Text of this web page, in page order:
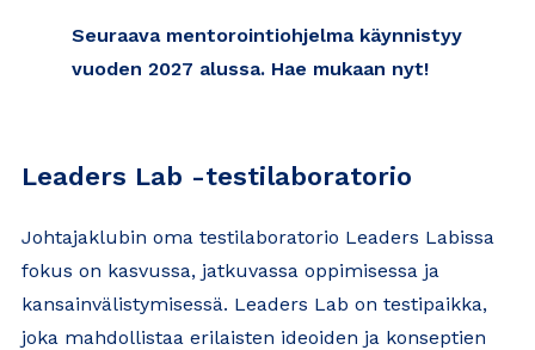
Seuraava mentorointiohjelma käynnistyy
vuoden 2027 alussa. Hae mukaan nyt!
Leaders Lab -testilaboratorio
Johtajaklubin oma testilaboratorio Leaders Labissa
fokus on kasvussa, jatkuvassa oppimisessa ja
kansainvälistymisessä. Leaders Lab on testipaikka,
joka mahdollistaa erilaisten ideoiden ja konseptien